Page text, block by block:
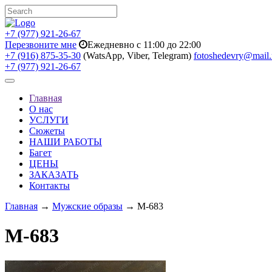
+7 (977) 921-26-67
Перезвоните мне
Ежедневно с 11:00 до 22:00
+7 (916) 875-35-30 (WatsApp, Viber, Telegram)
+7 (977) 921-26-67
Toggle
navigationГлавная
О нас
УСЛУГИ
Сюжеты
НАШИ РАБОТЫ
Багет
ЦЕНЫ
ЗАКАЗАТЬ
Контакты
Главная → Мужские образы → M-683
M-683